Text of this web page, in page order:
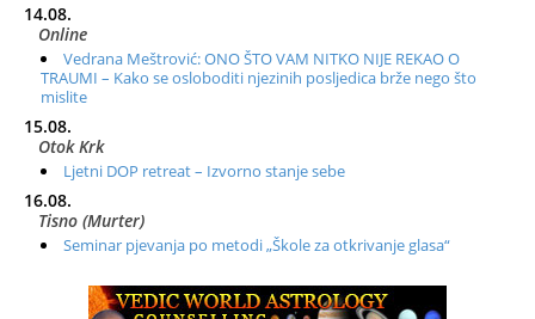
14.08.
Online
Vedrana Meštrović: ONO ŠTO VAM NITKO NIJE REKAO O
TRAUMI – Kako se osloboditi njezinih posljedica brže nego što
mislite
15.08.
Otok Krk
Ljetni DOP retreat – Izvorno stanje sebe
16.08.
Tisno (Murter)
Seminar pjevanja po metodi „Škole za otkrivanje glasa“